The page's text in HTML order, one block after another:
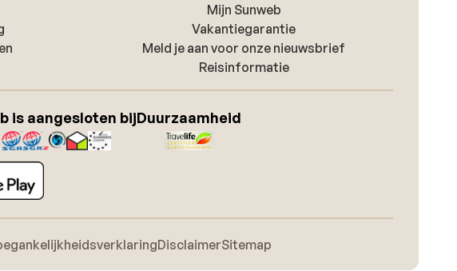
Mijn Sunweb
Vakantiegarantie
Meld je aan voor onze nieuwsbrief
Reisinformatie
is aangesloten bijDuurzaamheid
DisclaimerSitemap